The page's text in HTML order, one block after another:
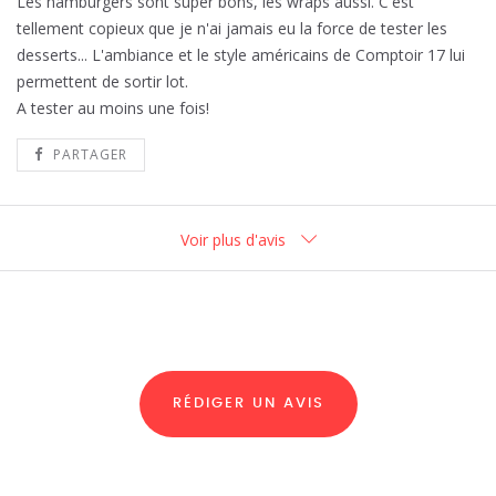
tellement copieux que je n'ai jamais eu la force de tester les
desserts... L'ambiance et le style américains de Comptoir 17 lui
permettent de sortir lot.
A tester au moins une fois!
PARTAGER
Voir plus d'avis
RÉDIGER UN AVIS